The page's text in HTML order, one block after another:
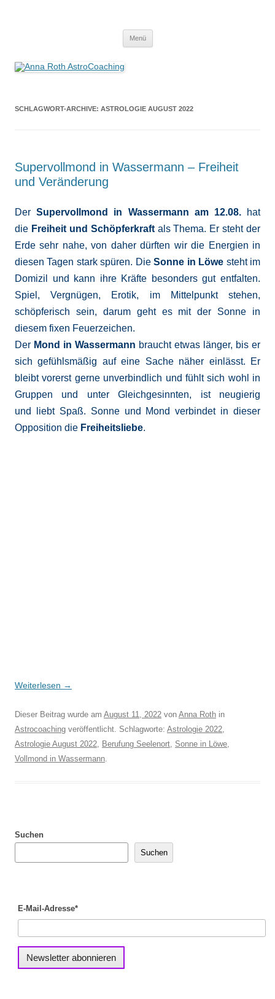
Menü
SCHLAGWORT-ARCHIVE: ASTROLOGIE AUGUST 2022
Supervollmond in Wassermann – Freiheit
und Veränderung
DerSupervollmond in Wassermann am 12.08.
hat
die Freiheit und Schöpferkraftals Thema. Er steht der
Erde sehr nahe, von daher dürften wir die Energien in
diesen Tagen stark spüren. DieSonne in Löwe steht im
Domizil und kann ihre Kräfte besonders gut entfalten.
Spiel, Vergnügen, Erotik, im Mittelpunkt stehen,
schöpferisch sein, darum geht es mit der Sonne in
diesem fixen Feuerzeichen.
Der Mond in Wassermann braucht etwas länger, bis er
sich gefühlsmäßig auf eine Sache näher einlässt. Er
bleibt vorerst gerne unverbindlich und fühlt sich wohl in
Gruppen und unter Gleichgesinnten, ist neugierig
und liebt Spaß. Sonne und Mond verbindet in dieser
Opposition die Freiheitsliebe.
Weiterlesen →
Dieser Beitrag wurde am August 11, 2022 von Anna Roth in
Astrocoaching veröffentlicht. Schlagworte: Astrologie 2022,
Astrologie August 2022, Berufung Seelenort, Sonne in Löwe,
Vollmond in Wassermann.
Suchen
Suchen
E-Mail-Adresse*